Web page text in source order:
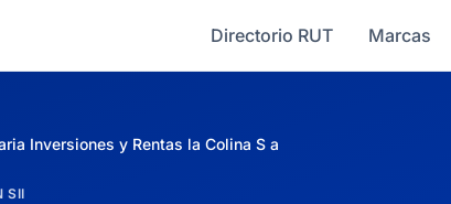
Directorio RUT Marcas
Inversiones y Rentas la Colina S a
SII